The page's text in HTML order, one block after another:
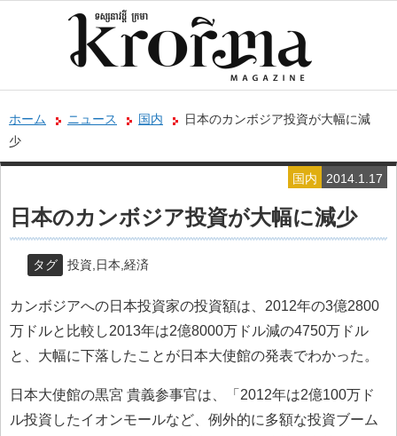
ホーム ニュース 国内
日本のカンボジア投資が大幅に減
少
2014.1.17
国内
日本のカンボジア投資が大幅に減少
タグ 投資 日本 経済
カンボジアへの日本投資家の投資額は、2012年の3億2800
万ドルと比較し2013年は2億8000万ドル減の4750万ドル
と、大幅に下落したことが日本大使館の発表でわかった。
日本大使館の黒宮 貴義参事官は、「2012年は2億100万ド
ル投資したイオンモールなど、例外的に多額な投資ブーム